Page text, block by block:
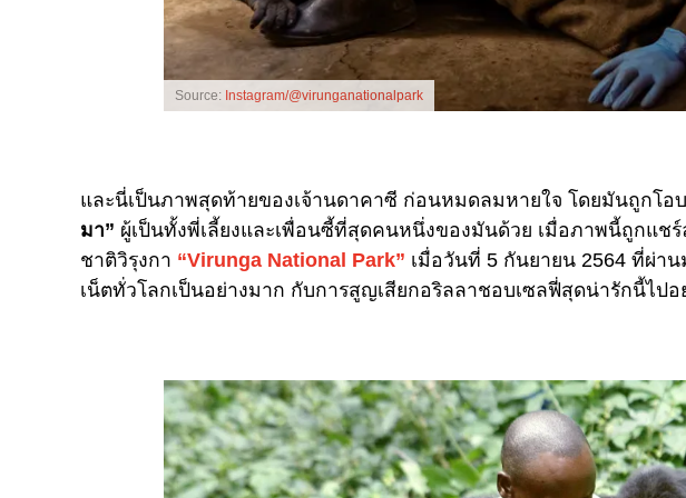
Source: Instagram/@virunganationalpark
และนี่เป็นภาพสุดท้ายของเจ้านดาคาซี ก่อนหมดลมหายใจ โดยมันถูกโ
มา” ผู้เป็นทั้งพี่เลี้ยงและเพื่อนซี้ที่สุดคนหนึ่งของมันด้วย เมื่อภาพนี้ถูกแช
ชาติวิรุงกา “Virunga National Park” เมื่อวันที่ 5 กันยายน 2564 ที่ผ่า
เน็ตทั่วโลกเป็นอย่างมาก กับการสูญเสียกอริลลาชอบเซลฟี่สุดน่ารักนี้ไป